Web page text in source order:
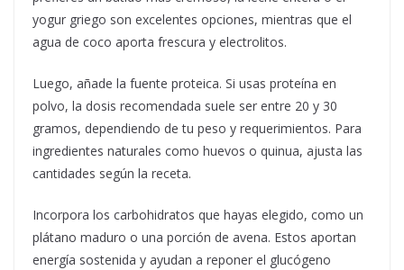
yogur griego son excelentes opciones, mientras que el
agua de coco aporta frescura y electrolitos.
Luego, añade la fuente proteica. Si usas proteína en
polvo, la dosis recomendada suele ser entre 20 y 30
gramos, dependiendo de tu peso y requerimientos. Para
ingredientes naturales como huevos o quinua, ajusta las
cantidades según la receta.
Incorpora los carbohidratos que hayas elegido, como un
plátano maduro o una porción de avena. Estos aportan
energía sostenida y ayudan a reponer el glucógeno